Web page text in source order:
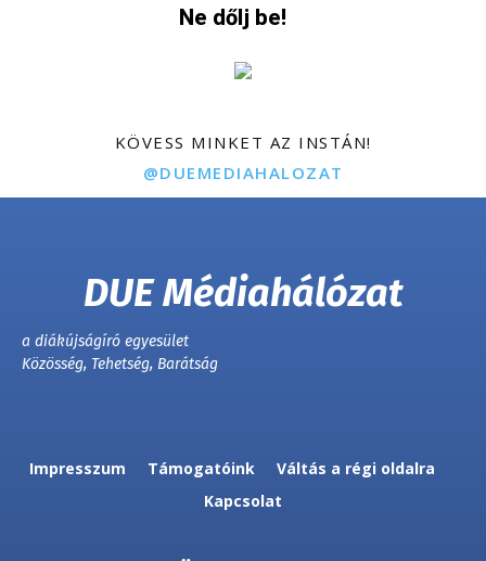
Ne dőlj be!
KÖVESS MINKET AZ INSTÁN!
@DUEMEDIAHALOZAT
DUE Médiahálózat
a diákújságíró egyesület
Közösség, Tehetség, Barátság
Impresszum Támogatóink
Váltás a régi oldalra
Kapcsolat